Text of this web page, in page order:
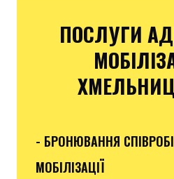
ПОСЛУГИ
- БРОНЮВАННЯ
МОБІЛІЗАЦІЇ